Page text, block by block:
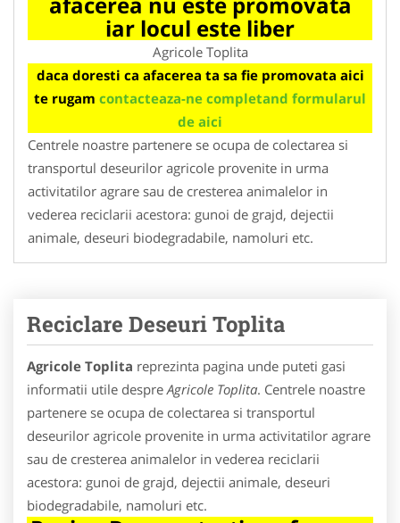
iar locul este liber
Agricole Toplita
daca doresti ca afacerea ta sa fie promovata aici
te rugam contacteaza-ne completand formularul
de aici
Centrele noastre partenere se ocupa de colectarea si
transportul deseurilor agricole provenite in urma
activitatilor agrare sau de cresterea animalelor in
vederea reciclarii acestora: gunoi de grajd, dejectii
animale, deseuri biodegradabile, namoluri etc.
Reciclare Deseuri Toplita
Agricole Toplita reprezinta pagina unde puteti gasi
informatii utile despreAgricole Toplita. Centrele noastre
partenere se ocupa de colectarea si transportul
deseurilor agricole provenite in urma activitatilor agrare
sau de cresterea animalelor in vederea reciclarii
acestora: gunoi de grajd, dejectii animale, deseuri
biodegradabile, namoluri etc.